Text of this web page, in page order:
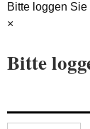
Bitte loggen Sie
×
Bitte